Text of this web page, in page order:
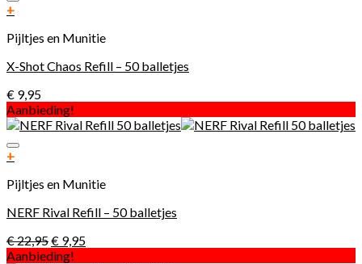
+
Pijltjes en Munitie
X-Shot Chaos Refill – 50 balletjes
€ 9,95
Aanbieding!
+
Pijltjes en Munitie
NERF Rival Refill – 50 balletjes
€22,95€ 9,95
Aanbieding!